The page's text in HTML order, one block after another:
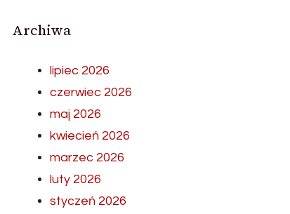
Archiwa
lipiec 2026
czerwiec 2026
maj 2026
kwiecień 2026
marzec 2026
luty 2026
styczeń 2026